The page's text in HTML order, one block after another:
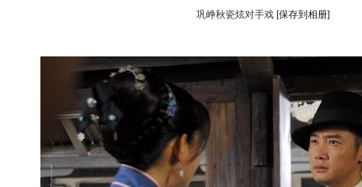
巩峥秋瓷炫对手戏 [保存到相册]